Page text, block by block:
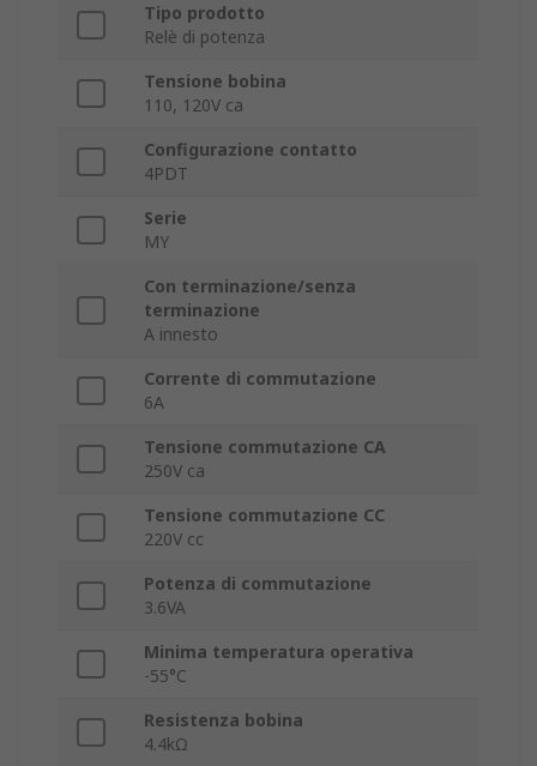
Tipo prodotto
Relè di potenza
Tensione bobina
110, 120V ca
Configurazione contatto
4PDT
Serie
MY
Con terminazione/senza
terminazione
A innesto
Corrente di commutazione
6A
Tensione commutazione CA
250V ca
Tensione commutazione CC
220V cc
Potenza di commutazione
3.6VA
Minima temperatura operativa
-55°C
Resistenza bobina
4.4kΩ